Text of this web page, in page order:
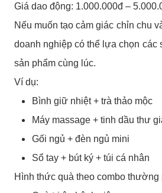
Giá dao động: 1.000.000đ –
Nếu muốn tạo cảm giác chỉn chu
doanh nghiệp có thể lựa chọn các
sản phẩm cùng lúc.
Ví dụ:
Bình giữ nhiệt + trà thảo mộc
Máy massage + tinh dầu thư
Gối ngủ + đèn ngủ mini
Sổ tay + bút ký + túi cá nhân
Hình thức quà theo combo